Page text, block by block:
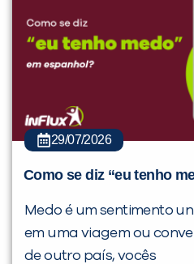
29/07/2026
Como se diz “eu tenho
Medo é um sentimento
em uma viagem ou
de outro país, vocês